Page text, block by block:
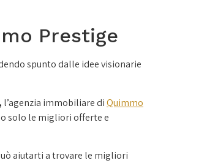
Prestige
spunto dalle idee visionarie
, l’agenzia immobiliare diQuimmo
solo le migliori offerte e
aiutarti a trovare le migliori